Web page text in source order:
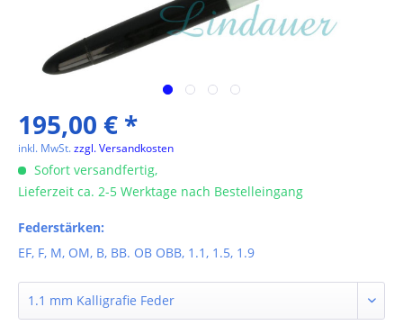
195,00 € *
inkl. MwSt.zzgl. Versandkosten
Sofort versandfertig,
Lieferzeit ca. 2-5 Werktage nach Bestelleingang
Federstärken:
EF, F, M, OM, B, BB. OB OBB, 1.1, 1.5, 1.9